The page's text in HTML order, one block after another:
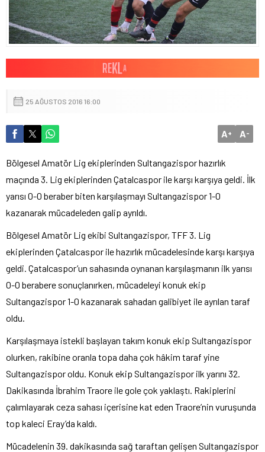
25 AĞUSTOS 2016 16:00
A+ A-
Bölgesel Amatör Lig ekiplerinden Sultangazispor hazırlık
maçında 3. Lig ekiplerinden Çatalcaspor ile karşı karşıya geldi. İlk
yarısı 0-0 beraber biten karşılaşmayı Sultangazispor 1-0
kazanarak mücadeleden galip ayrıldı.
Bölgesel Amatör Lig ekibi Sultangazispor, TFF 3. Lig
ekiplerinden Çatalcaspor ile hazırlık mücadelesinde karşı karşıya
geldi. Çatalcaspor’un sahasında oynanan karşılaşmanın ilk yarısı
0-0 berabere sonuçlanırken, mücadeleyi konuk ekip
Sultangazispor 1-0 kazanarak sahadan galibiyet ile ayrılan taraf
oldu.
Karşılaşmaya istekli başlayan takım konuk ekip Sultangazispor
olurken, rakibine oranla topa daha çok hâkim taraf yine
Sultangazispor oldu. Konuk ekip Sultangazispor ilk yarını 32.
Dakikasında İbrahim Traore ile gole çok yaklaştı. Rakiplerini
çalımlayarak ceza sahası içerisine kat eden Traore’nin vuruşunda
top kaleci Eray’da kaldı.
Mücadelenin 39. dakikasında sağ taraftan gelişen Sultangazispor